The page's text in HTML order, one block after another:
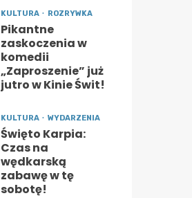
KULTURA ROZRYWKA
Pikantne
zaskoczenia w
komedii
„Zaproszenie” już
jutro w Kinie Świt!
KULTURA WYDARZENIA
Święto Karpia:
Czas na
wędkarską
zabawę w tę
sobotę!